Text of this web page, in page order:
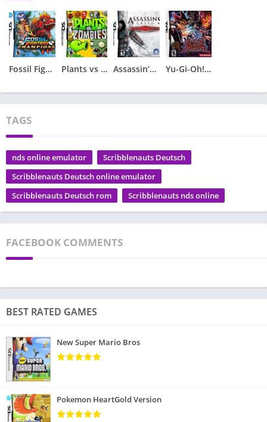
Fossil Fighters – Champions Plants vs Zombies Assassin’s Creed – Altair’s Chronicles Yu-Gi-Oh! – Nightmare Troubadour
TAGS
nds online emulator
Scribblenauts Deutsch
Scribblenauts Deutsch online emulator
Scribblenauts Deutsch rom
Scribblenauts nds online
FACEBOOK COMMENTS
BEST RATED GAMES
New Super Mario Bros
Pokemon HeartGold Version